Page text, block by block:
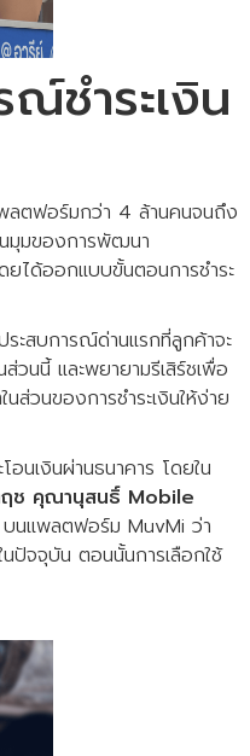
ชำระเงิน
ลตฟอร์มกว่า 4 ล้านคนจนถึง
นมุมของการพัฒนา
ได้ออกแบบขั้นตอนการชำระ
ระสบการณ์ด่านแรกที่ลูกค้าจะ
วนนี้ และพยายามรีเสิร์ชเพื่อ
วนของการชำระเงินให้ง่าย
นเงินผ่านธนาคาร โดยใน
ช คุณานุสนธิ์ Mobile
นแพลตฟอร์ม MuvMi ว่า
นปัจจุบัน ตอนนั้นการเลือกใช้